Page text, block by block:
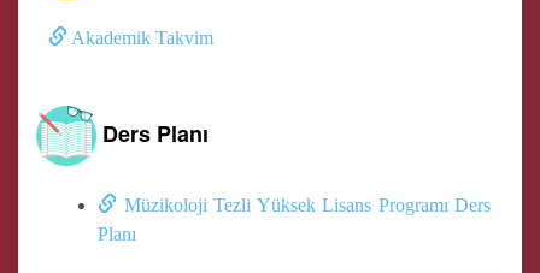
Akademik Takvim
Ders Planı
Müzikoloji Tezli Yüksek Lisans Programı Ders
Planı